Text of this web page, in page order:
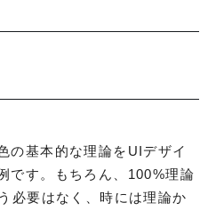
の基本的な理論をUIデザイ
です。もちろん、100%理論
必要はなく、時には理論か